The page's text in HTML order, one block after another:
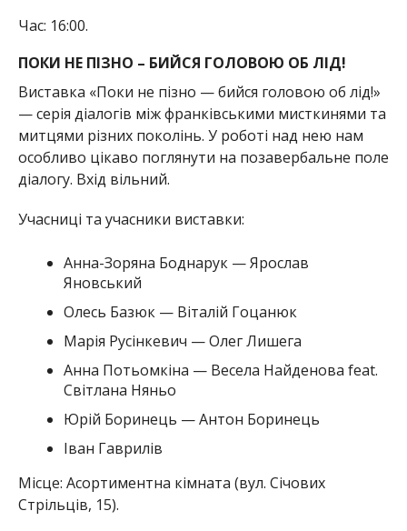
Час: 16:00.
ПОКИ НЕ ПІЗНО – БИЙСЯ ГОЛОВОЮ ОБ ЛІД!
Виставка «Поки не пізно — бийся головою об лід!»
— серія діалогів між франківськими мисткинями та
митцями різних поколінь. У роботі над нею нам
особливо цікаво поглянути на позавербальне поле
діалогу. Вхід вільний.
Учасниці та учасники виставки:
Анна-Зоряна Боднарук — Ярослав
Яновський
Олесь Базюк — Віталій Гоцанюк
Марія Русінкевич — Олег Лишега
Анна Потьомкіна — Весела Найденова feat.
Світлана Няньо
Юрій Боринець — Антон Боринець
Іван Гаврилів
Місце: Асортиментна кімната (вул. Січових
Стрільців, 15).